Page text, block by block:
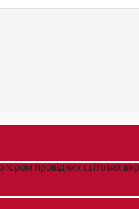
провідних світових